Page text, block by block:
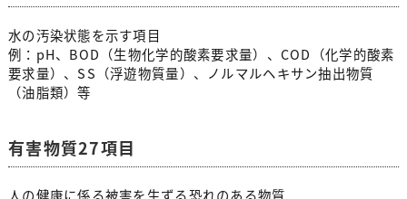
水の汚染状態を示す項目
例：pH、BOD（生物化学的酸素要求量）、COD（化学的酸素
要求量）、SS（浮遊物質量）、ノルマルヘキサン抽出物質
（油脂類）等
有害物質27項目
人の健康に係る被害を生ずる恐れのある物質